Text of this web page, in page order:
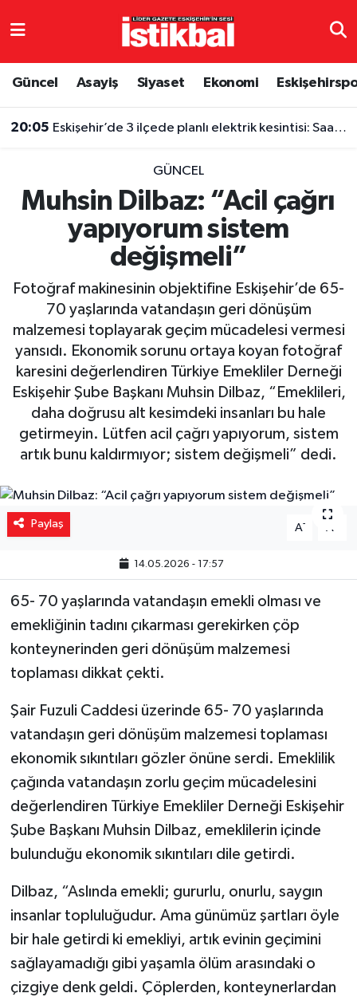
Güncel Asayiş Siyaset Ekonomi
20:05 Eskişehir’de 3 ilçede planlı elektrik kesintisi: Saatler belli oldu
GÜNCEL
Muhsin Dilbaz: “Acil çağrı
yapıyorum sistem
değişmeli”
Fotoğraf makinesinin objektifine Eskişehir’de 65-
70 yaşlarında vatandaşın geri dönüşüm
malzemesi toplayarak geçim mücadelesi vermesi
yansıdı. Ekonomik sorunu ortaya koyan fotoğraf
karesini değerlendiren Türkiye Emekliler Derneği
Eskişehir Şube Başkanı Muhsin Dilbaz, “Emeklileri,
daha doğrusu alt kesimdeki insanları bu hale
getirmeyin. Lütfen acil çağrı yapıyorum, sistem
artık bunu kaldırmıyor; sistem değişmeli” dedi.
Paylaş A- A
14.05.2026 - 17:57
65- 70 yaşlarında vatandaşın emekli olması ve
emekliğinin tadını çıkarması gerekirken çöp
konteynerinden geri dönüşüm malzemesi
toplaması dikkat çekti.
Şair Fuzuli Caddesi üzerinde 65- 70 yaşlarında
vatandaşın geri dönüşüm malzemesi toplaması
ekonomik sıkıntıları gözler önüne serdi. Emeklilik
çağında vatandaşın zorlu geçim mücadelesini
değerlendiren Türkiye Emekliler Derneği Eskişehir
Şube Başkanı Muhsin Dilbaz, emeklilerin içinde
bulunduğu ekonomik sıkıntıları dile getirdi.
Dilbaz, “Aslında emekli; gururlu, onurlu, saygın
insanlar topluluğudur. Ama günümüz şartları öyle
bir hale getirdi ki emekliyi, artık evinin geçimini
sağlayamadığı gibi yaşamla ölüm arasındaki o
çizgiye denk geldi. Çöplerden, konteynerlardan
Eskişehirspor
Spor
Ekonomi
Sağlık
Yaşam
Resmi ilanlar
Eskişehir Nöbetçi Eczaneler
TFF 3.Lig 4.Grup Puan Durumu ve Fikstür
Tüm Manşetler
Son Dakika Haberleri
Haber Arşivi